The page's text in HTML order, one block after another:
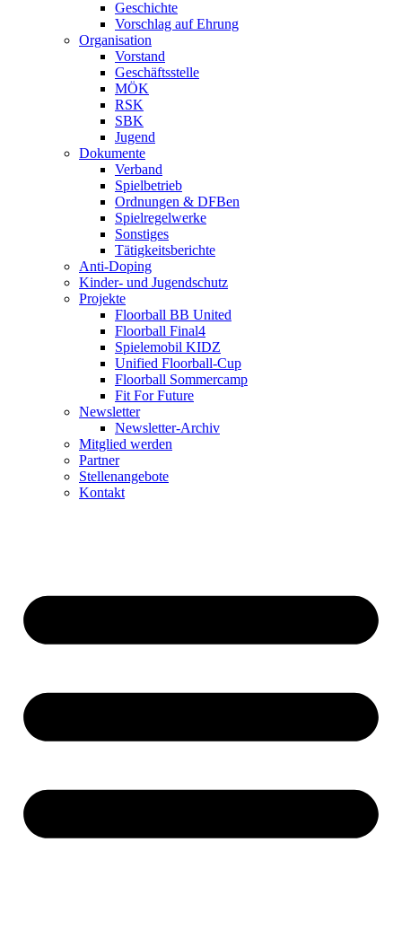
Geschichte
Vorschlag auf Ehrung
Organisation
Vorstand
Geschäftsstelle
MÖK
RSK
SBK
Jugend
Dokumente
Verband
Spielbetrieb
Ordnungen & DFBen
Spielregelwerke
Sonstiges
Tätigkeitsberichte
Anti-Doping
Kinder- und Jugendschutz
Projekte
Floorball BB United
Floorball Final4
Spielemobil KIDZ
Unified Floorball-Cup
Floorball Sommercamp
Fit For Future
Newsletter
Newsletter-Archiv
Mitglied werden
Partner
Stellenangebote
Kontakt